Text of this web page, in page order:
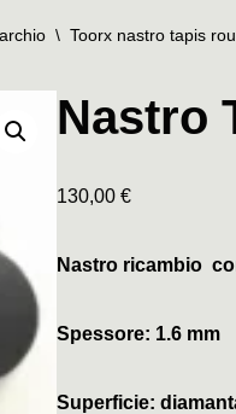
\ Toorx nastro tapis
Nastro
130,00 €
Nastro ricambio
Spessore: 1.6 mm
Superficie: